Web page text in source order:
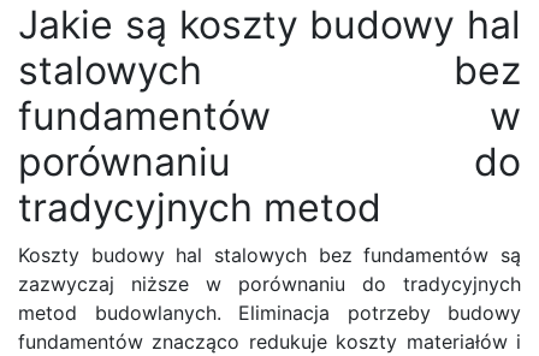
Jakie są koszty budowy hal
stalowych bez
fundamentów w
porównaniu do
tradycyjnych metod
Koszty budowy hal stalowych bez fundamentów są
zazwyczaj niższe w porównaniu do tradycyjnych
metod budowlanych. Eliminacja potrzeby budowy
fundamentów znacząco redukuje koszty materiałów i